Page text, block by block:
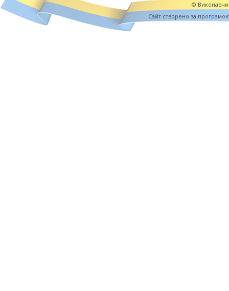
©
Cайт створено за